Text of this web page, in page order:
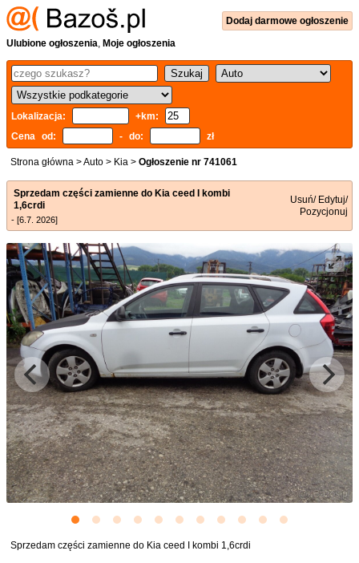
Dodaj darmowe ogłoszenie
Ulubione ogłoszenia, Moje ogłoszenia
Lokalizacja:
+km:
Cena od:
- do: zł
Strona główna >Auto > Kia > Ogłoszenie nr 741061
Sprzedam części zamienne do Kia ceed I kombi
1,6crdi
- [6.7. 2026]
Usuń/ Edytuj/
Pozycjonuj
Sprzedam części zamienne do Kia ceed I kombi 1,6crdi